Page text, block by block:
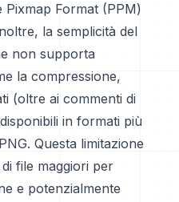
Format (PPM)
la semplicità del
non supporta
la compressione,
(oltre ai commenti di
in formati più
Questa limitazione
file maggiori per
e potenzialmente